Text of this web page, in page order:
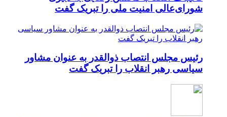
شورای‌عالی امنیت ملی را تبریک گفت
رئیس مجلس انتصاب ذوالقدر به عنوان مشاور
سیاسی رهبر انقلاب را تبریک گفت